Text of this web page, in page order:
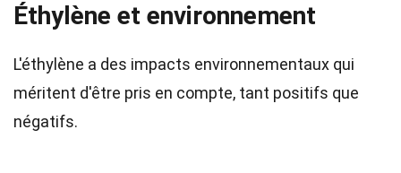
Éthylène et environnement
L'éthylène a des impacts environnementaux qui
méritent d'être pris en compte, tant positifs que
négatifs.